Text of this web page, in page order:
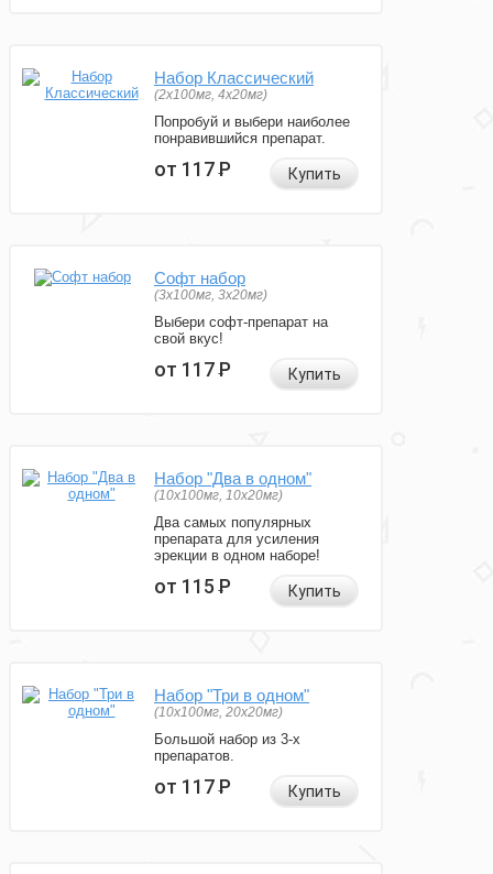
Набор Классический
(2x100мг, 4x20мг)
Попробуй и выбери наиболее
понравившийся препарат.
от 117Р Купить
Софт набор
(3x100мг, 3x20мг)
Выбери софт-препарат на
свой вкус!
от 117Р Купить
Набор "Два в одном"
(10x100мг, 10x20мг)
Два самых популярных
препарата для усиления
эрекции в одном наборе!
от 115Р Купить
Набор "Три в одном"
(10x100мг, 20x20мг)
Большой набор из 3-х
препаратов.
от 117Р Купить